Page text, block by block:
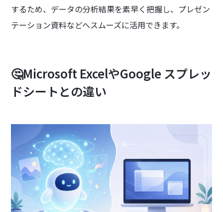
するため、データの分析結果を素早く把握し、プレゼン
テーション資料などへスムーズに活用できます。
🤔Microsoft ExcelやGoogle スプレッ
ドシートとの違い